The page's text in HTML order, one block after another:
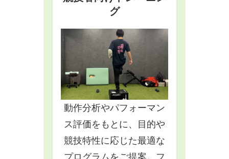
グ
動作分析やパフォーマン
ス評価をもとに、目的や
競技特性に応じた最適な